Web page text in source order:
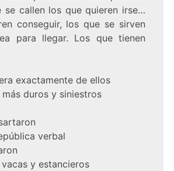
se callen los que quieren irse…
conseguir, los que se sirven
para llegar. Los que tienen
exactamente de ellos
duros y siniestros
verbal
y estancieros